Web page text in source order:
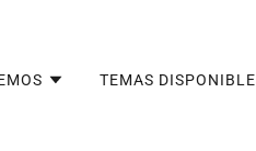
TEMAS